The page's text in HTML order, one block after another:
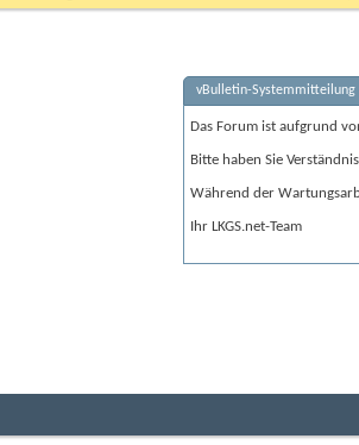
vBulletin-Systemmitteilung
Das Forum ist aufgrund
Bitte haben Sie
Während der
Ihr LKGS.net-Team